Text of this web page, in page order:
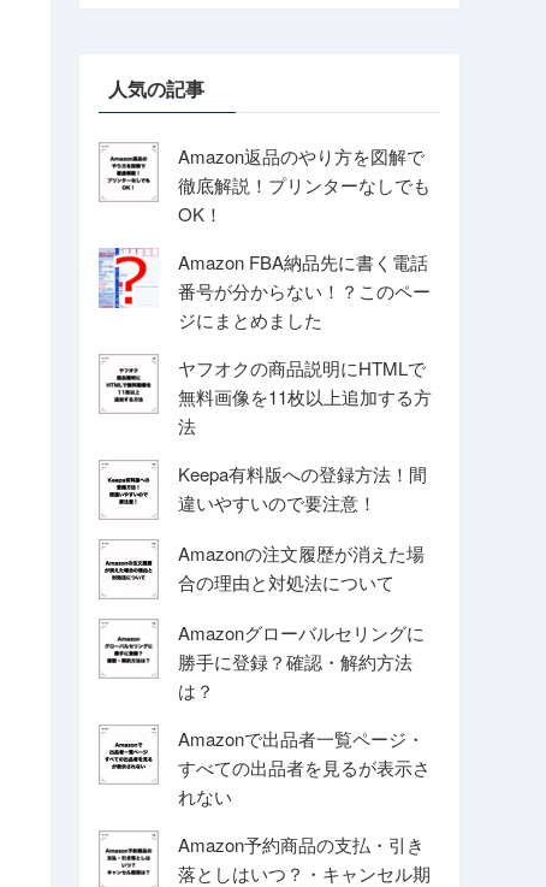
人気の記事
Amazon返品のやり方を図解で
徹底解説！プリンターなしでも
OK！
Amazon FBA納品先に書く電話
番号が分からない！？このペー
ジにまとめました
ヤフオクの商品説明にHTMLで
無料画像を11枚以上追加する方
法
Keepa有料版への登録方法！間
違いやすいので要注意！
Amazonの注文履歴が消えた場
合の理由と対処法について
Amazonグローバルセリングに
勝手に登録？確認・解約方法
は？
Amazonで出品者一覧ページ・
すべての出品者を見るが表示さ
れない
Amazon予約商品の支払・引き
落としはいつ？・キャンセル期